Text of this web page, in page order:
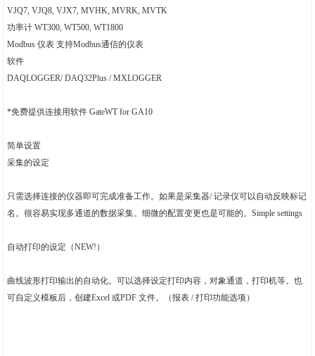
VJQ7, VJQ8, VJX7, MVHK, MVRK, MVTK
功率计 WT300, WT500, WT1800
Modbus 仪表 支持Modbus通信的仪表
软件
DAQLOGGER/ DAQ32Plus / MXLOGGER
*免费提供连接用软件 GateWT for GA10
简单设置
采集的设定
只需选择连接的仪器即可完成准备工作。如果是采集器/ 记录仪可以自动反映标记
名。很容易实现多通道的数据采集。细微的配置变更也是可能的。Simple settings
自动打印的设定（NEW!）
曲线波形打印输出的自动化。可以选择设定打印内容，对象通道，打印机等。也
可自定义模板后，创建Excel 或PDF 文件。（报表 / 打印功能选项）